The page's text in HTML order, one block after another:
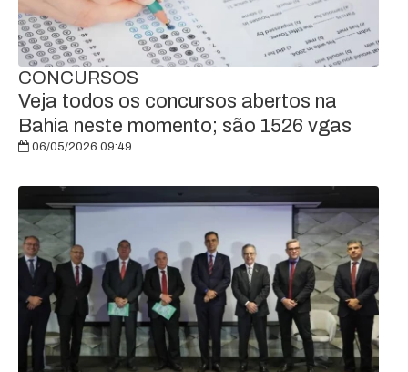
CONCURSOS
Veja todos os concursos abertos na
Bahia neste momento; são 1526 vgas
06/05/2026 09:49